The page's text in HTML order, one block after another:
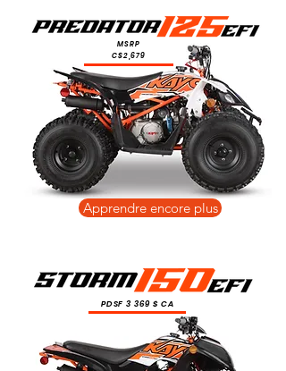
MSRP
C$2,679
Apprendre encore plus
PDSF 3 369 $ CA